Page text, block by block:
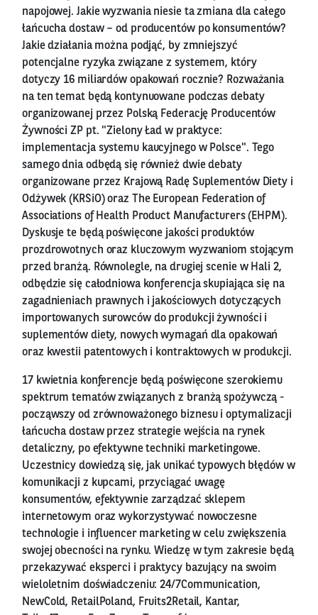
napojowej. Jakie wyzwania niesie ta zmiana dla całego
łańcucha dostaw – od producentów po konsumentów?
Jakie działania można podjąć, by zmniejszyć
potencjalne ryzyka związane z systemem, który
dotyczy 16 miliardów opakowań rocznie? Rozważania
na ten temat będą kontynuowane podczas debaty
organizowanej przez Polską Federację Producentów
Żywności ZP pt. "Zielony Ład w praktyce:
implementacja systemu kaucyjnego w Polsce". Tego
samego dnia odbędą się również dwie debaty
organizowane przez Krajową Radę Suplementów Diety i
Odżywek (KRSiO) oraz The European Federation of
Associations of Health Product Manufacturers (EHPM).
Dyskusje te będą poświęcone jakości produktów
prozdrowotnych oraz kluczowym wyzwaniom stojącym
przed branżą. Równolegle, na drugiej scenie w Hali 2,
odbędzie się całodniowa konferencja skupiająca się na
zagadnieniach prawnych i jakościowych dotyczących
importowanych surowców do produkcji żywności i
suplementów diety, nowych wymagań dla opakowań
oraz kwestii patentowych i kontraktowych w produkcji.
17 kwietnia konferencje będą poświęcone szerokiemu
spektrum tematów związanych z branżą spożywczą -
począwszy od zrównoważonego biznesu i optymalizacji
łańcucha dostaw przez strategie wejścia na rynek
detaliczny, po efektywne techniki marketingowe.
Uczestnicy dowiedzą się, jak unikać typowych błędów w
komunikacji z kupcami, przyciągać uwagę
konsumentów, efektywnie zarządzać sklepem
internetowym oraz wykorzystywać nowoczesne
technologie i influencer marketing w celu zwiększenia
swojej obecności na rynku. Wiedzę w tym zakresie będą
przekazywać eksperci i praktycy bazujący na swoim
wieloletnim doświadczeniu: 24/7Communication,
NewCold, RetailPoland, Fruits2Retail, Kantar,